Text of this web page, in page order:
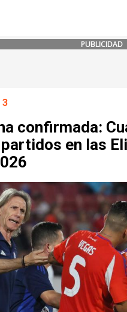
PUBLICIDAD
confirmada:
en las